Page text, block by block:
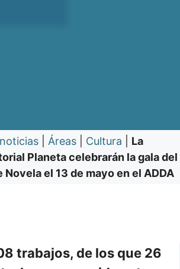
noticias Áreas Cultura
La
Planeta celebrarán la gala del
Novela el 13 de mayo en el ADDA
trabajos, de los que 26